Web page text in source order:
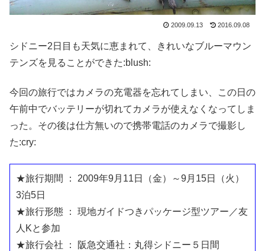
2009.09.13 2016.09.08
シドニー2日目も天気に恵まれて、きれいなブルーマウン
テンズを見ることができた:blush:
今回の旅行ではカメラの充電器を忘れてしまい、この日の
午前中でバッテリーが切れてカメラが使えなくなってしま
った。その後は仕方無いので携帯電話のカメラで撮影し
た:cry:
★旅行期間 ： 2009年9月11日（金）～9月15日（火）
3泊5日
★旅行形態 ： 現地ガイドつきパッケージ型ツアー／友
人Kと参加
★旅行会社 ： 阪急交通社：丸得シドニー５日間